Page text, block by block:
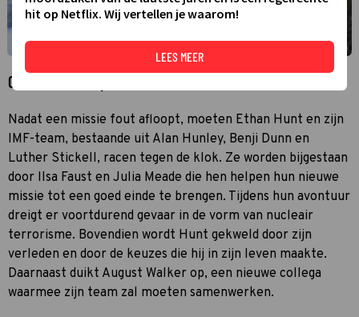
Over Mission: Impossible - Fallout
Nadat een missie fout afloopt, moeten Ethan Hunt en zijn
IMF-team, bestaande uit Alan Hunley, Benji Dunn en
Luther Stickell, racen tegen de klok. Ze worden bijgestaan
door Ilsa Faust en Julia Meade die hen helpen hun nieuwe
missie tot een goed einde te brengen. Tijdens hun avontuur
dreigt er voortdurend gevaar in de vorm van nucleair
terrorisme. Bovendien wordt Hunt gekweld door zijn
verleden en door de keuzes die hij in zijn leven maakte.
Daarnaast duikt August Walker op, een nieuwe collega
waarmee zijn team zal moeten samenwerken.
hit op Netflix. Wij vertellen je waarom!
LEES MEER